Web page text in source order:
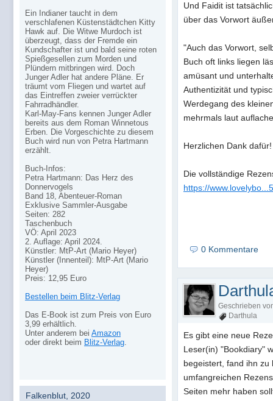
Und Faidit ist
über das Vorwort
"Auch das Vorwort,
Buch oft links liegen
amüsant und
Authentizität und
Werdegang des
mehrmals laut
Herzlichen Dank dafür!
Die vollständige
https://
0 Kommentare
Geschrieben
Darthula
Es gibt eine neue
Leser(in) "Bookdiary"
begeistert, fand ihn
umfangreichen
Seiten mehr haben
Ein Indianer taucht in dem
verschlafenen Küstenstädtchen Kitty
Hawk auf. Die Witwe Murdoch ist
überzeugt, dass der Fremde ein
Kundschafter ist und bald seine roten
Spießgesellen zum Morden und
Plündern mitbringen wird. Doch
Junger Adler hat andere Pläne. Er
träumt vom Fliegen und wartet auf
das Eintreffen zweier verrückter
Fahrradhändler.
Karl-May-Fans kennen Junger Adler
bereits aus dem Roman Winnetous
Erben. Die Vorgeschichte zu diesem
Buch wird nun von Petra Hartmann
erzählt.
Buch-Infos:
Petra Hartmann: Das Herz des
Donnervogels
Band 18, Abenteuer-Roman
Exklusive Sammler-Ausgabe
Seiten: 282
Taschenbuch
VÖ: April 2023
2. Auflage: April 2024.
Künstler: MtP-Art (Mario Heyer)
Künstler (Innenteil): MtP-Art (Mario
Heyer)
Preis: 12,95 Euro
Bestellen beim Blitz-Verlag
Das E-Book ist zum Preis von Euro
3,99 erhältlich.
Unter anderem bei Amazon
oder direkt beim Blitz-Verlag.
Falkenblut, 2020